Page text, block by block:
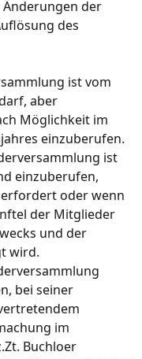
der
des
ist vom
aber
Möglichkeit im
einzuberufen.
ist
einzuberufen,
oder wenn
der Mitglieder
und der
wird.
bei seiner
im
Buchloer